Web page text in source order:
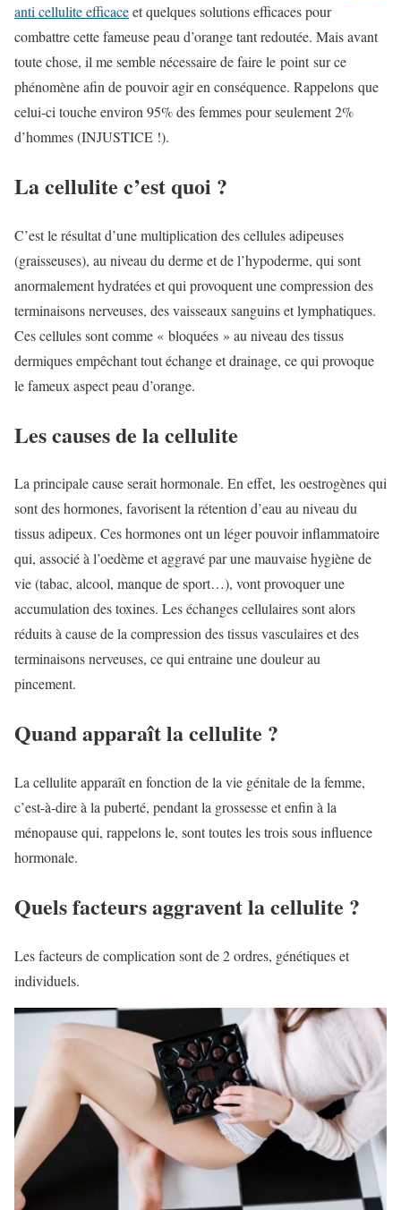
anti cellulite efficaceet quelques solutions efficaces pour
combattre cette fameuse peau d’orange tant redoutée. Mais avant
toute chose, il me semble nécessaire de faire le point sur ce
phénomène afin de pouvoir agir en conséquence. Rappelons que
celui-ci touche environ 95% des femmes pour seulement 2%
d’hommes (INJUSTICE !).
La cellulite c’est quoi ?
C’est le résultat d’une multiplication des cellules adipeuses
(graisseuses), au niveau du derme et de l’hypoderme, qui sont
anormalement hydratées et qui provoquent une compression des
terminaisons nerveuses, des vaisseaux sanguins et lymphatiques.
Ces cellules sont comme « bloquées » au niveau des tissus
dermiques empêchant tout échange et drainage, ce qui provoque
le fameux aspect peau d’orange.
Les causes de la cellulite
La principale cause serait hormonale. En effet, les oestrogènes qui
sont des hormones, favorisent la rétention d’eau au niveau du
tissus adipeux. Ces hormones ont un léger pouvoir inflammatoire
qui, associé à l’oedème et aggravé par une mauvaise hygiène de
vie (tabac, alcool, manque de sport…), vont provoquer une
accumulation des toxines. Les échanges cellulaires sont alors
réduits à cause de la compression des tissus vasculaires et des
terminaisons nerveuses, ce qui entraine une douleur au
pincement.
Quand apparaît la cellulite ?
La cellulite apparaît en fonction de la vie génitale de la femme,
c’est-à-dire à la puberté, pendant la grossesse et enfin à la
ménopause qui, rappelons le, sont toutes les trois sous influence
hormonale.
Quels facteurs aggravent la cellulite ?
Les facteurs de complication sont de 2 ordres, génétiques et
individuels.